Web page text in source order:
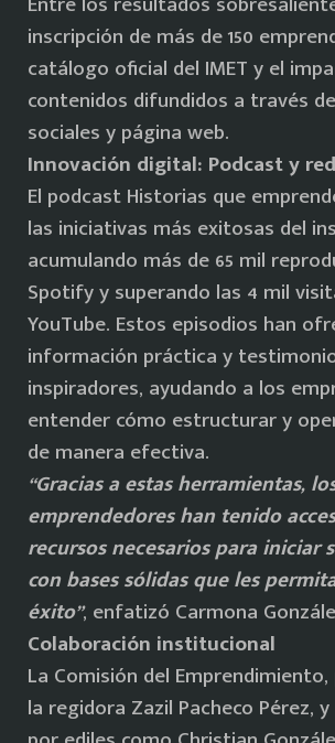
inscripción de más de 150
catálogo oficial del IMET y el
contenidos difundidos a través
sociales y página web.
Innovación digital: Podcast y
El podcast Historias que
las iniciativas más exitosas del
acumulando más de 65 mil
Spotify y superando las 4 mil
YouTube. Estos episodios han
información práctica y
inspiradores, ayudando a los
entender cómo estructurar y
de manera efectiva.
“Gracias a estas herramientas,
emprendedores han tenido
recursos necesarios para iniciar
con bases sólidas que les
éxito”, enfatizó Carmona
Colaboración institucional
La Comisión del
la regidora Zazil Pacheco Pérez,